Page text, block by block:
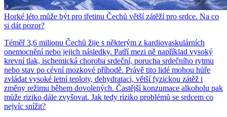
Horké léto může být pro třetinu Čechů větší zátěží pro srdce. Na co
si dát pozor?
Téměř 3,6 milionu Čechů žije s některým z kardiovaskulárních
onemocnění nebo jejich následky. Patří mezi ně například vysoký
krevní tlak, ischemická choroba srdeční, porucha srdečního rytmu
nebo stav po cévní mozkové příhodě. Právě tito lidé mohou hůře
zvládat vysoké letní teploty, dehydrataci, větší fyzickou zátěž i
změny režimu během dovolených. Častější konzumace alkoholu pak
může riziko dále zvyšovat. Jak tedy riziko problémů se srdcem co
nejvíc snížit?